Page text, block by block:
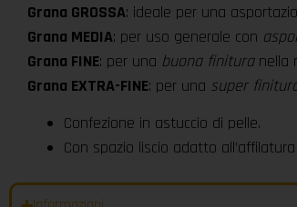
Grana GROSSA: ideale per una
Grana MEDIA: per uso generale con
Grana FINE: per una buona finituranella
Grana EXTRA-FINE: per una super
Confezione in astuccio di pelle.
Con spazio liscio adatto